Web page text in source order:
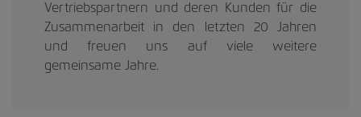
Vertriebspartnern und deren Kunden für die
Zusammenarbeit in den letzten 20 Jahren
und freuen uns auf viele weitere
gemeinsame Jahre.